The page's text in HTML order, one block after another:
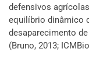
defensivos
equilíbrio dinâmico
desaparecimento
(Bruno, 2013;